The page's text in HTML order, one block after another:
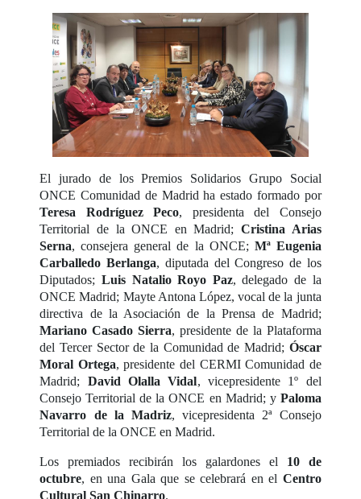
El jurado de los Premios Solidarios Grupo Social
ONCE Comunidad de Madrid ha estado formado por
Teresa Rodríguez Peco, presidenta del Consejo
Territorial de la ONCE en Madrid;Cristina Arias
Serna, consejera general de la ONCE; Mª Eugenia
Carballedo Berlanga, diputada del Congreso de los
Diputados; Luis Natalio Royo Paz, delegado de la
ONCE Madrid; Mayte Antona López, vocal de la junta
directiva de la Asociación de la Prensa de Madrid;
Mariano Casado Sierra, presidente de la Plataforma
del Tercer Sector de la Comunidad de Madrid; Óscar
Moral Ortega, presidente del CERMI Comunidad de
Madrid; David Olalla Vidal, vicepresidente 1º del
Consejo Territorial de la ONCE en Madrid; y Paloma
Navarro de la Madriz, vicepresidenta 2ª Consejo
Territorial de la ONCE en Madrid.
Los premiados recibirán los galardones el 10 de
octubre, en una Gala que se celebrará en el Centro
Cultural San Chinarro.